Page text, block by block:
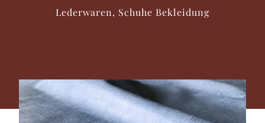
Lederwaren, Schuhe Bekleidung